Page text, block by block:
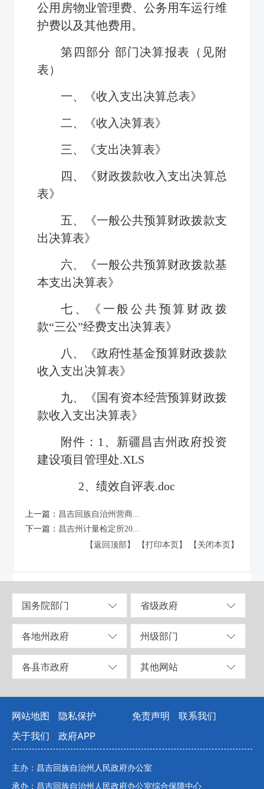
公用房物业管理费、公务用车运行维
护费以及其他费用。
第四部分 部门决算报表（见附
表）
一、《收入支出决算总表》
二、《收入决算表》
三、《支出决算表》
四、《财政拨款收入支出决算总
表》
五、《一般公共预算财政拨款支
出决算表》
六、《一般公共预算财政拨款基
本支出决算表》
七、《一般公共预算财政拨
款“三公”经费支出决算表》
八、《政府性基金预算财政拨款
收入支出决算表》
九、《国有资本经营预算财政拨
款收入支出决算表》
附件： 1 、 新疆昌吉州政府投资
建设项目管理处.XLS
2、绩效自评表.doc
上一篇： 昌吉回族自治州营商...
下一篇： 昌吉州计量检定所20...
【返回顶部】
【打印本页】 【关闭本页】
国务院部门 省级政府
各地州政府 州级部门
各县市政府 其他网站
网站地图 隐私保护 免责声明
联系我们
关于我们
政府APP
主办：昌吉回族自治州人民政府办公室
承办：昌吉回族自治州人民政府办公室综合保障中心